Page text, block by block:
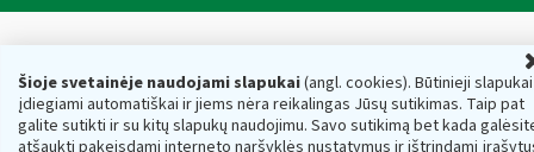
Šioje svetainėje naudojami slapukai(angl. cookies). Būtinieji slapukai
įdiegiami automatiškai ir jiems nėra reikalingas Jūsų sutikimas. Taip pat
galite sutikti ir su kitų slapukų naudojimu. Savo sutikimą bet kada
atšaukti pakeisdami interneto naršyklės nustatymus ir ištrindami